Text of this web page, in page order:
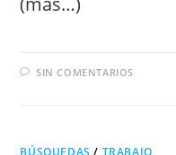
SIN COMENTARIOS
BÚSQUEDAS / TRABAJO